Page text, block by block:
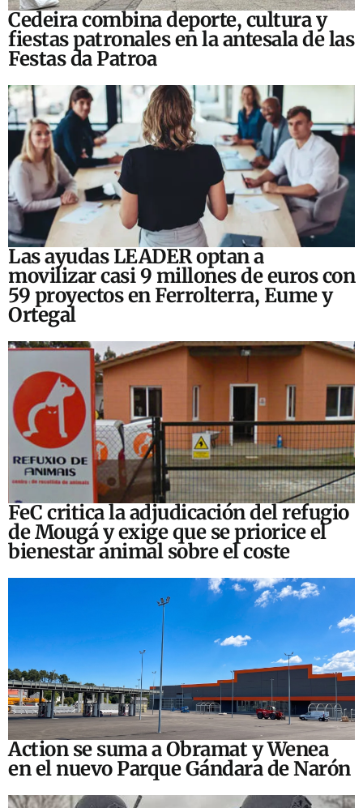
Cedeira combina deporte, cultura y
fiestas patronales en la antesala de las
Festas da Patroa
Las ayudas LEADER optan a
movilizar casi 9 millones de euros con
59 proyectos en Ferrolterra, Eume y
Ortegal
FeC critica la adjudicación del refugio
de Mougá y exige que se priorice el
bienestar animal sobre el coste
Action se suma a Obramat y Wenea
en el nuevo Parque Gándara de Narón